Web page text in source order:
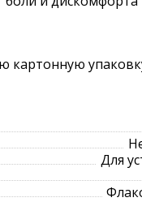
картонную
Для